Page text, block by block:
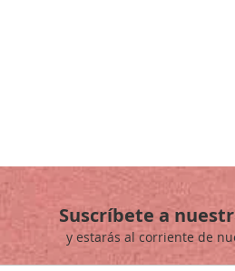
Suscríbete a
y estarás al corriente de